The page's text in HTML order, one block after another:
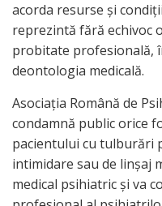
acorda resurse și
reprezintă fără echivoc
probitate profesională,
deontologia medicală.
Asociația Română de
condamnă public orice
pacientului cu tulburări
intimidare sau de linșaj
medical psihiatric și va